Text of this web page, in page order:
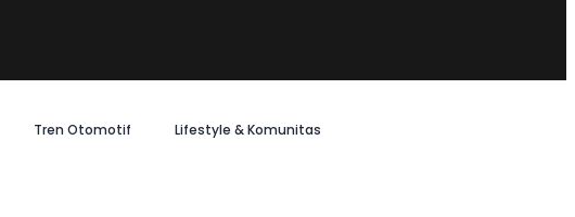
Tren Otomotif Lifestyle & Komunitas